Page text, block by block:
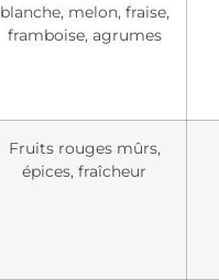
blanche, melon, fraise,
framboise, agrumes
Fruits rouges mûrs,
épices, fraîcheur